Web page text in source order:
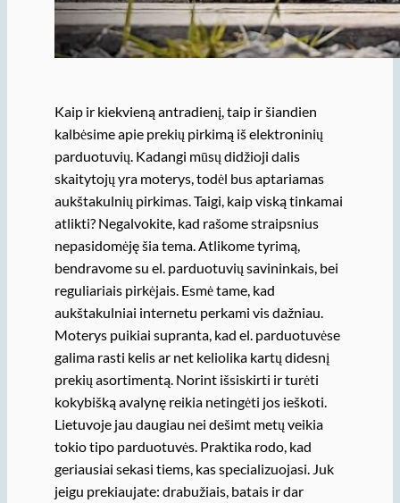
Kaip ir kiekvieną antradienį, taip ir šiandien
kalbėsime apie prekių pirkimą iš elektroninių
parduotuvių. Kadangi mūsų didžioji dalis
skaitytojų yra moterys, todėl bus aptariamas
aukštakulnių pirkimas. Taigi, kaip viską tinkamai
atlikti? Negalvokite, kad rašome straipsnius
nepasidomėję šia tema. Atlikome tyrimą,
bendravome su el. parduotuvių savininkais, bei
reguliariais pirkėjais. Esmė tame, kad
aukštakulniai internetu perkami vis dažniau.
Moterys puikiai supranta, kad el. parduotuvėse
galima rasti kelis ar net keliolika kartų didesnį
prekių asortimentą. Norint išsiskirti ir turėti
kokybišką avalynę reikia netingėti jos ieškoti.
Lietuvoje jau daugiau nei dešimt metų veikia
tokio tipo parduotuvės. Praktika rodo, kad
geriausiai sekasi tiems, kas specializuojasi. Juk
jeigu prekiaujate: drabužiais, batais ir dar